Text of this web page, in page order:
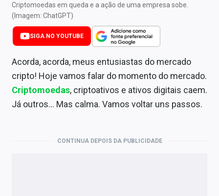
Central dos IPOs
Renda Fixa
Mercados
Economia
Criptomoedas em queda e a ação de uma empresa sobe.
(Imagem: ChatGPT)
SIGA NO YOUTUBE
Acorda, acorda, meus entusiastas do mercado
cripto! Hoje vamos falar do momento do mercado.
Criptomoedas, criptoativos e ativos digitais caem.
Já outros… Mas calma. Vamos voltar uns passos.
CONTINUA DEPOIS DA PUBLICIDADE